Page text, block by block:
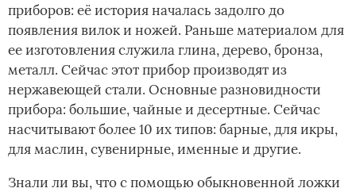
приборов: её история началась задолго до
появления вилок и ножей. Раньше материалом для
ее изготовления служила глина, дерево, бронза,
металл. Сейчас этот прибор производят из
нержавеющей стали. Основные разновидности
прибора: большие, чайные и десертные. Сейчас
насчитывают более 10 их типов: барные, для икры,
для маслин, сувенирные, именные и другие.
Знали ли вы, что с помощью обыкновенной ложки